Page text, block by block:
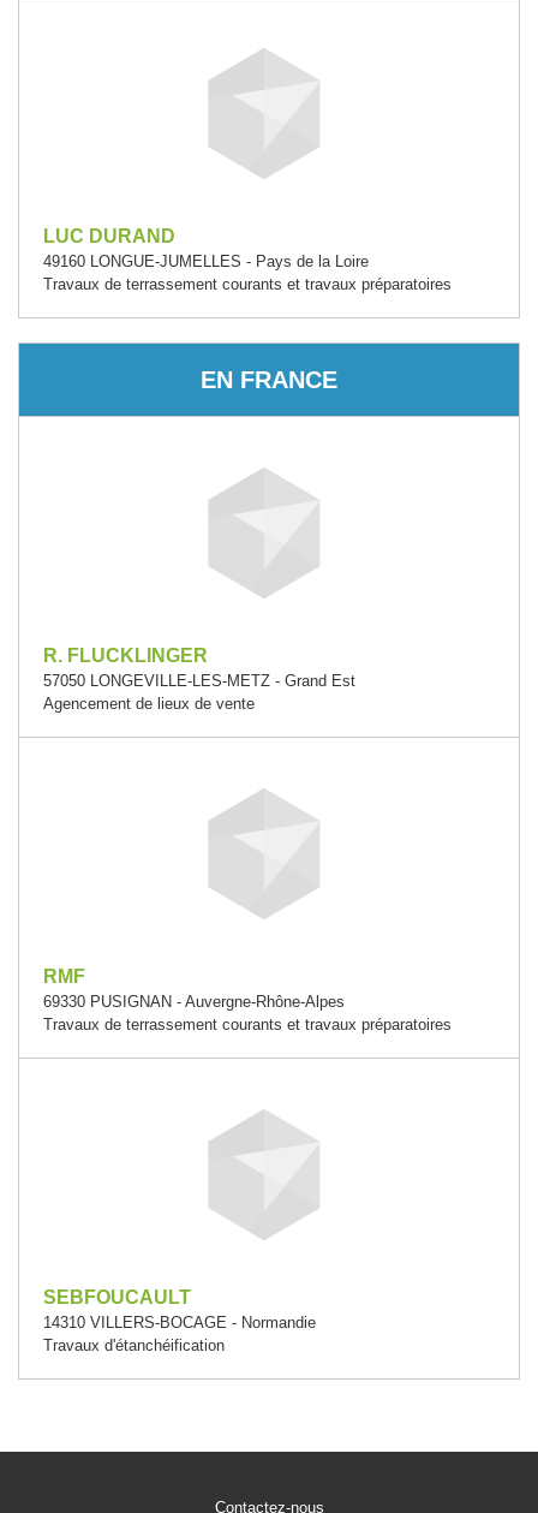
LUC DURAND
49160 LONGUE-JUMELLES - Pays de la Loire
Travaux de terrassement courants et travaux préparatoires
EN FRANCE
R. FLUCKLINGER
57050 LONGEVILLE-LES-METZ - Grand Est
Agencement de lieux de vente
RMF
69330 PUSIGNAN - Auvergne-Rhône-Alpes
Travaux de terrassement courants et travaux préparatoires
SEBFOUCAULT
14310 VILLERS-BOCAGE - Normandie
Travaux d'étanchéification
Contactez-nous